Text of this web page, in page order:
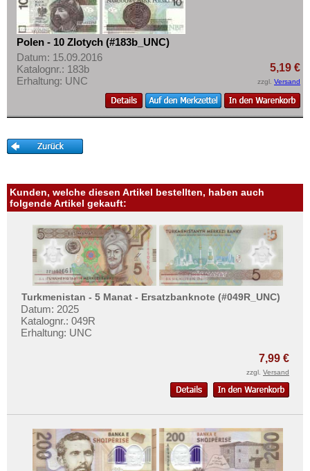
Türkei
Ukraine
Ungarn
Vatikan
Weissrussland
Zypern
Zahlungsbedingungen
Privatsphäre und Datenschutz
Widerrufsbelehrung
Liefer- und Versandkosten
Impressum
Polen - 10 Zlotych (#183b_UNC)
Datum: 15.09.2016
Katalognr.: 183b
Erhaltung: UNC
5,19 €
zzgl. Versand
Kunden, welche diesen Artikel bestellten, haben auch
folgende Artikel gekauft:
Turkmenistan - 5 Manat - Ersatzbanknote (#049R_UNC)
Datum: 2025
Katalognr.: 049R
Erhaltung: UNC
7,99 €
zzgl. Versand